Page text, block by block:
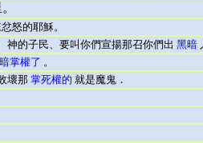
怒的耶穌。
的子民、要叫你們宣揚那召你們出 黑暗
掌權了 。
壞那 掌死權的 就是魔鬼．